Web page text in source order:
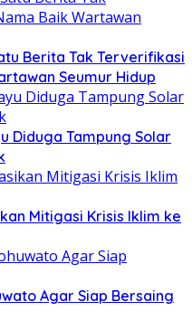
Berita Tak Terverifikasi
Seumur Hidup
Diduga Tampung Solar
Mitigasi Krisis Iklim ke
Agar Siap Bersaing